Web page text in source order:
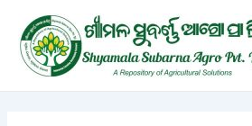
content
navigation